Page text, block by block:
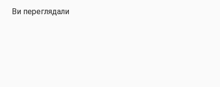
Ви переглядали